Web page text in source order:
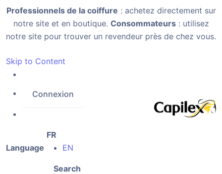
Professionnels de la coiffure : achetez directement sur
notre site et en boutique. Consommateurs: utilisez
notre site pour trouver un revendeur près de chez vous.
Skip to Content
Connexion
Language
FR
EN
Search